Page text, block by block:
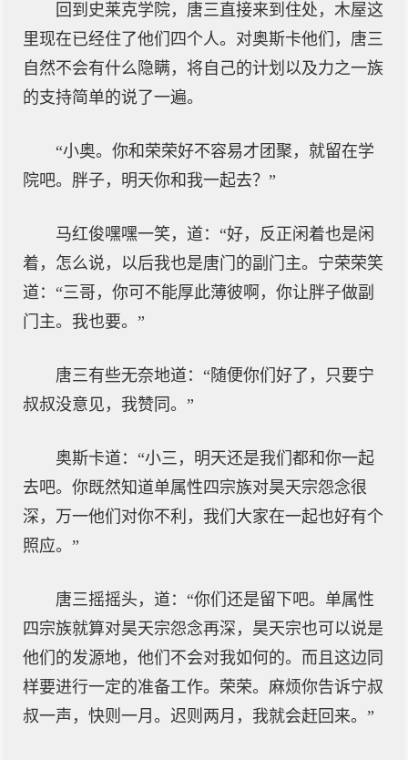
回到史莱克学院，唐三直接来到住处，木屋这
里现在已经住了他们四个人。对奥斯卡他们，唐三
自然不会有什么隐瞒，将自己的计划以及力之一族
的支持简单的说了一遍。
“小奥。你和荣荣好不容易才团聚，就留在学
院吧。胖子，明天你和我一起去？”
马红俊嘿嘿一笑，道：“好，反正闲着也是闲
着，怎么说，以后我也是唐门的副门主。宁荣荣笑
道：“三哥，你可不能厚此薄彼啊，你让胖子做副
门主。我也要。”
唐三有些无奈地道：“随便你们好了，只要宁
叔叔没意见，我赞同。”
奥斯卡道：“小三，明天还是我们都和你一起
去吧。你既然知道单属性四宗族对昊天宗怨念很
深，万一他们对你不利，我们大家在一起也好有个
照应。”
唐三摇摇头，道：“你们还是留下吧。单属性
四宗族就算对昊天宗怨念再深，昊天宗也可以说是
他们的发源地，他们不会对我如何的。而且这边同
样要进行一定的准备工作。荣荣。麻烦你告诉宁叔
叔一声，快则一月。迟则两月，我就会赶回来。”